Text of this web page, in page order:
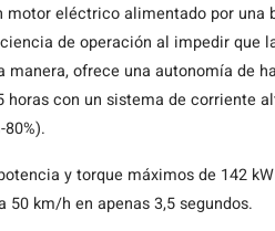
motor eléctrico alimentado por una
de operación al impedir que
manera, ofrece una autonomía de
horas con un sistema de corriente
y torque máximos de 142
50 km/h en apenas 3,5 segundos.